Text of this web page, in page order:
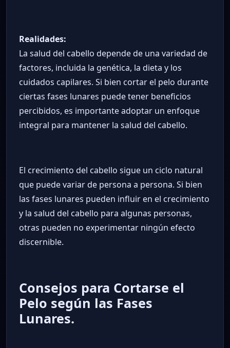
Realidades:
La salud del cabello depende de una variedad de
factores, incluida la genética, la dieta y los
cuidados capilares. Si bien cortar el pelo durante
ciertas fases lunares puede tener beneficios
percibidos, es importante adoptar un enfoque
integral para mantener la salud del cabello.
El crecimiento del cabello sigue un ciclo natural
que puede variar de persona a persona. Si bien
las fases lunares pueden influir en el crecimiento
y la salud del cabello para algunas personas,
otras pueden no experimentar ningún efecto
discernible.
Consejos para Cortarse el
Pelo según las Fases
Lunares.